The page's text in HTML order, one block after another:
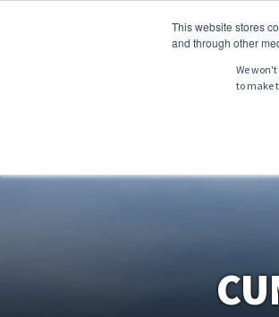
This website stores
and through other
We
to make